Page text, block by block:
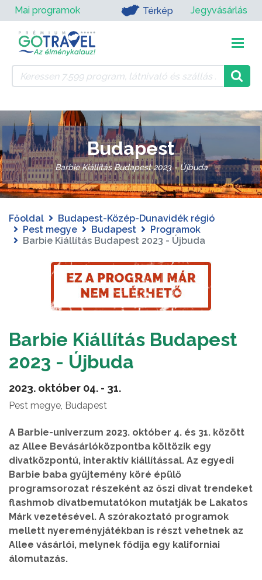
Mai programok Térkép Jegyvásárlás
Budapest
Barbie Kiállítás Budapest 2023 - Újbuda
Főoldal
Budapest-Közép-Dunavidék régió
Pest megye
Budapest
Programok
Barbie Kiállítás Budapest 2023 - Újbuda
Barbie Kiállítás Budapest
2023 - Újbuda
2023. október 04. - 31.
Pest megye, Budapest
A Barbie-univerzum 2023. október 4. és 31. között
az Allee Bevásárlóközpontba költözik egy
divatközpontú, interaktív kiállítással. Az egyedi
Barbie baba gyűjtemény köré épülő
programsorozat részeként az őszi divat trendeket
flashmob divatbemutatókon mutatják be Lakatos
Márk vezetésével. A szórakoztató programok
mellett nyereményjátékban is részt vehetnek az
Allee vásárlói, melynek fődíja egy kaliforniai
álomutazás.